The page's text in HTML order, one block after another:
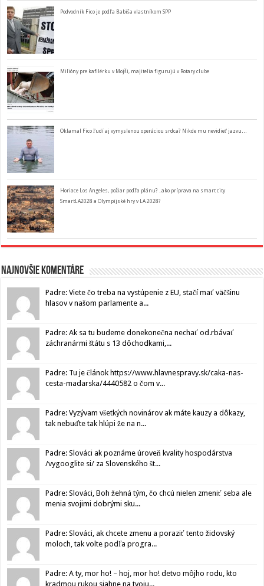
Podvodník Fico je podľa Babiša vlastníkom SPP
Milióny pre kafilérku v Mojši, majitelia figurujú v Rotary clube
Oklamal Fico ľudí aj vymyslenou operáciou srdca? Nikde mu nevidieť jazvu…
Horiace Los Angeles, požiar podľa plánu? ..ako príprava na smart city
SmartLA2028 a Olympijské hry v LA 2028?
Najnovšie komentáre
Padre: Viete čo treba na vystúpenie z EU, stačí mať väčšinu
hlasov v našom parlamente a...
Padre: Ak sa tu budeme donekonečna nechať od.rbávať
záchranármi štátu s 13 dôchodkami,...
Padre: Tu je článok https://www.hlavnespravy.sk/caka-nas-
cesta-madarska/4440582 o čom v...
Padre: Vyzývam všetkých novinárov ak máte kauzy a dôkazy,
tak nebuďte tak hlúpi že na n...
Padre: Slováci ak poznáme úroveň kvality hospodárstva
/vygooglite si/ za Slovenského št...
Padre: Slováci, Boh žehná tým, čo chcú nielen zmeniť seba ale
menia svojimi dobrými sku...
Padre: Slováci, ak chcete zmenu a poraziť tento židovský
moloch, tak volte podľa progra...
Padre: A ty, mor ho! – hoj, mor ho! detvo môjho rodu, kto
kradmou rukou siahne na tvoju...